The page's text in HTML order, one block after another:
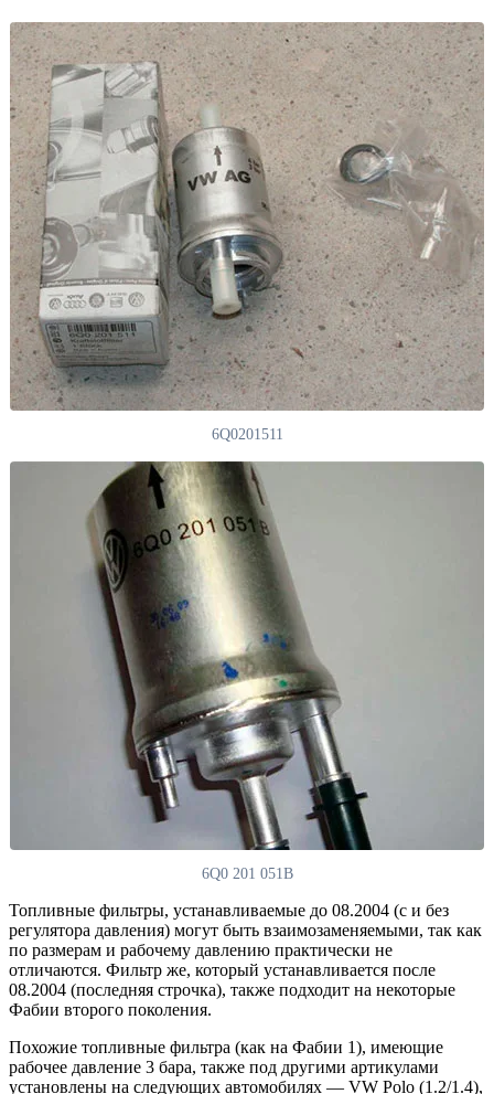
6Q0201511
6Q0 201 051B
Топливные фильтры, устанавливаемые до 08.2004 (с и без
регулятора давления) могут быть взаимозаменяемыми, так как
по размерам и рабочему давлению практически не
отличаются. Фильтр же, который устанавливается после
08.2004 (последняя строчка), также подходит на некоторые
Фабии второго поколения.
Похожие топливные фильтра (как на Фабии 1), имеющие
рабочее давление 3 бара, также под другими артикулами
установлены на следующих автомобилях — VW Polo (1.2/1.4),